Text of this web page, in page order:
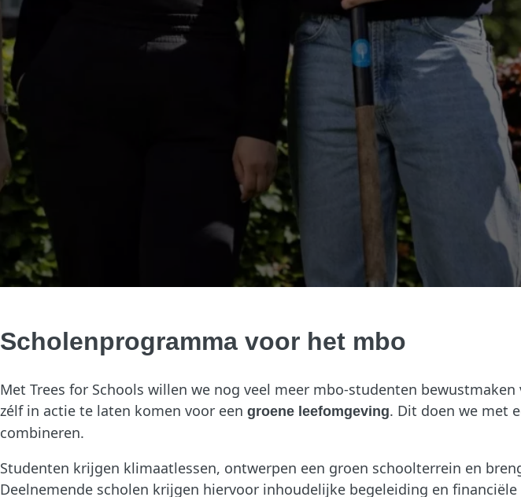
Scholenprogramma voor het mbo
Met Trees for Schools willen we nog veel meer mbo-studenten
zélf in actie te laten komen voor een groene leefomgeving. Dit doen we met
combineren.
Studenten krijgen klimaatlessen, ontwerpen een groen schoolterrein en
Deelnemende scholen krijgen hiervoor inhoudelijke begeleiding en financiële